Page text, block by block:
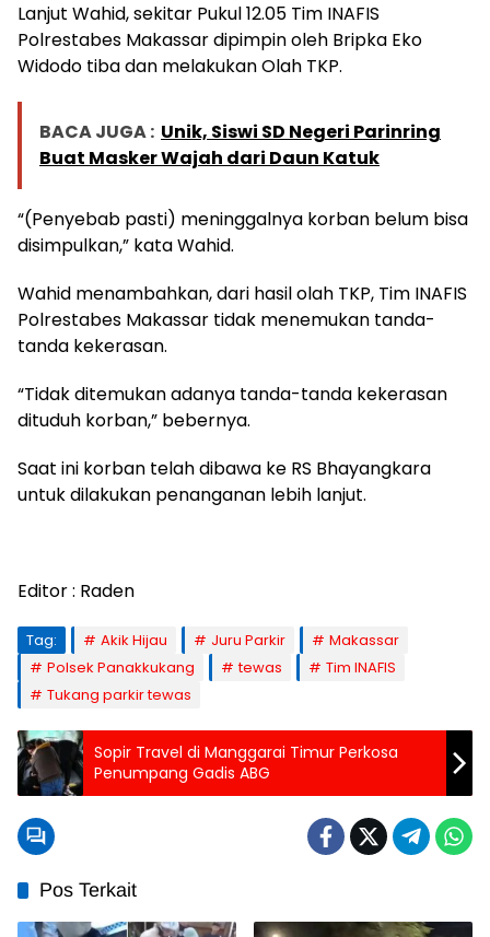
Lanjut Wahid, sekitar Pukul 12.05 Tim INAFIS
Polrestabes Makassar dipimpin oleh Bripka Eko
Widodo tiba dan melakukan Olah TKP.
BACA JUGA : Unik, Siswi SD Negeri Parinring
Buat Masker Wajah dari Daun Katuk
“(Penyebab pasti) meninggalnya korban belum bisa
disimpulkan,” kata Wahid.
Wahid menambahkan, dari hasil olah TKP, Tim INAFIS
Polrestabes Makassar tidak menemukan tanda-
tanda kekerasan.
“Tidak ditemukan adanya tanda-tanda kekerasan
dituduh korban,” bebernya.
Saat ini korban telah dibawa ke RS Bhayangkara
untuk dilakukan penanganan lebih lanjut.
Editor : Raden
Tag: Akik Hijau Juru Parkir
Makassar
Polsek Panakkukang
tewas
Tim INAFIS
Tukang parkir tewas
Sopir Travel di Manggarai Timur Perkosa
Penumpang Gadis ABG
Pos Terkait